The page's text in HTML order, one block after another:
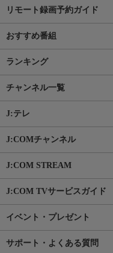
リモート録画予約ガイド
おすすめ番組
ランキング
チャンネル一覧
J:テレ
J:COMチャンネル
J:COM STREAM
J:COM TVサービスガイド
イベント・プレゼント
サポート・よくある質問